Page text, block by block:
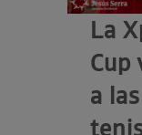
La
Cup
a